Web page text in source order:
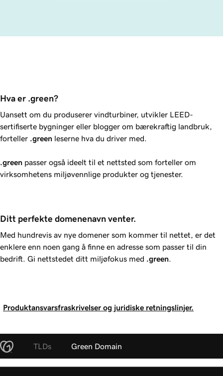
Hva er .green?
Uansett om du produserer vindturbiner, utvikler LEED-
sertifiserte bygninger eller blogger om bærekraftig landbruk,
forteller .green leserne hva du driver med.
.green passer også ideelt til et nettsted som forteller om
virksomhetens miljøvennlige produkter og tjenester.
Ditt perfekte domenenavn venter.
Med hundrevis av nye domener som kommer til nettet, er det
enklere enn noen gang å finne en adresse som passer til din
bedrift. Gi nettstedet ditt miljøfokus med .green
Produktansvarsfraskrivelser og juridiske retningslinjer.
TLDs Green Domain